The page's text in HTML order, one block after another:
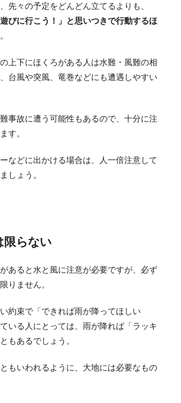
先々の予定をどんどん立てるよりも、
遊びに行こう！」と思いつきで行動するほ
。
上下にほくろがある人は水難・風難の相
台風や突風、竜巻などにも遭遇しやすい
事故に遭う可能性もあるので、十分に注
す。
などに出かける場合は、人一倍注意して
しょう。
限らない
あると水と風に注意が必要ですが、必ず
りません。
約束で「できれば雨が降ってほしい
いる人にとっては、雨が降れば「ラッキ
もあるでしょう。
ともいわれるように、大地には必要なもの